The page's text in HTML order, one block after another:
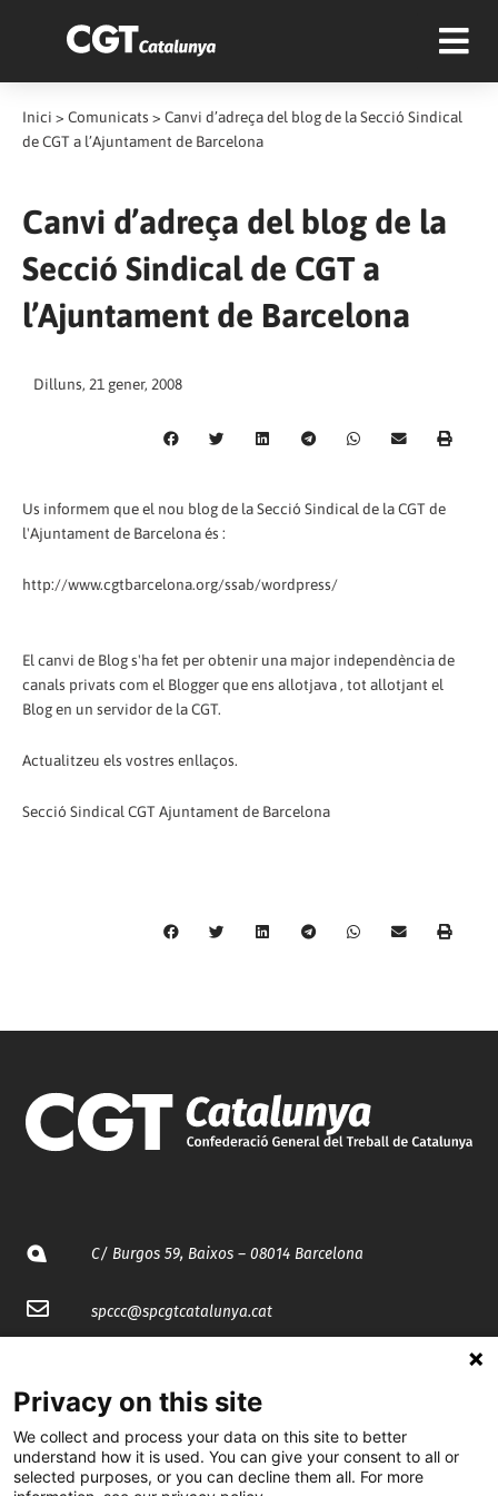
Inici > Comunicats > Canvi d’adreça del blog de la Secció Sindical
de CGT a l’Ajuntament de Barcelona
Canvi d’adreça del blog de la
Secció Sindical de CGT a
l’Ajuntament de Barcelona
Dilluns, 21 gener, 2008
Us informem que el nou blog de la Secció Sindical de la CGT de
l'Ajuntament de Barcelona és :
http://www.cgtbarcelona.org/ssab/wordpress/
El canvi de Blog s'ha fet per obtenir una major independència de
canals privats com el Blogger que ens allotjava , tot allotjant el
Blog en un servidor de la CGT.
Actualitzeu els vostres enllaços.
Secció Sindical CGT Ajuntament de Barcelona
C/ Burgos 59, Baixos – 08014 Barcelona
spccc@spcgtcatalunya.cat
@CGTCatalunya
cgtcatalunya
Privacy on this site
We collect and process your data on this site to better
understand how it is used. You can give your consent to all or
selected purposes, or you can decline them all. For more